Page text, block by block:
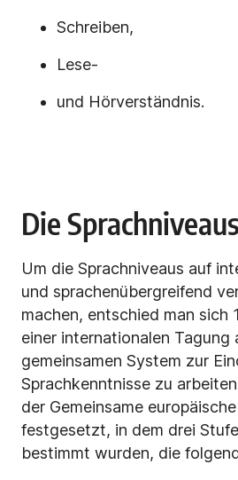
Schreiben,
Lese-
und Hörverständnis.
Die Sprachniveaus
Um die Sprachniveaus auf
und sprachenübergreifend
machen, entschied man sich
einer internationalen Tagung
gemeinsamen System zur
Sprachkenntnisse zu
der Gemeinsame
festgesetzt, in dem drei
bestimmt wurden, die